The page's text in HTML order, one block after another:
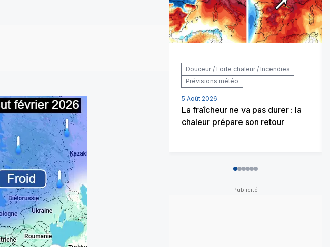
Douceur / Forte chaleur / Incendies
Prévisions météo
5 Août 2026
La fraîcheur ne va pas durer : la
chaleur prépare son retour
012345